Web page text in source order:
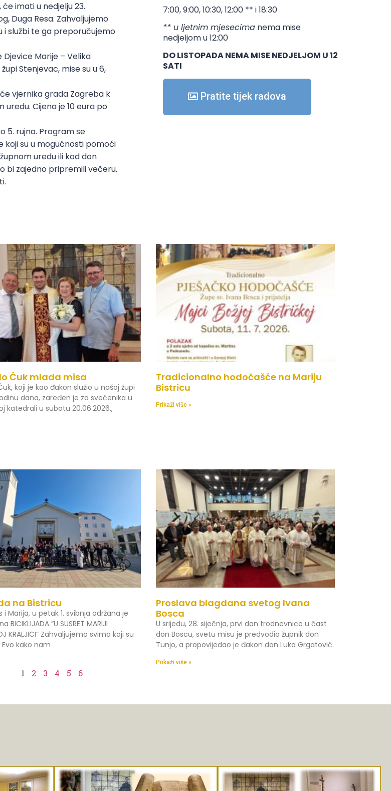
imati u nedjelju 23.
Duga Resa. Zahvaljujemo
i službi te ga preporučujemo
Djevice Marije – Velika
Stenjevac, mise su u 6,
vjernika grada Zagreba k
uredu. Cijena je 10 eura po
5. rujna. Program se
koji su u mogućnosti pomoći
uredu ili kod don
bi zajedno pripremili večeru.
7:00, 9:00, 10:30, 12:00 ** i 18:30
** u ljetnim mjesecima nema mise
nedjeljom u 12:00
DO LISTOPADA NEMA MISE NEDJELJOM U 12
SATI
Pratite tijek radova
Ćuk mlada misa
koji je kao đakon služio u našoj župi
dana, zaređen je za svećenika u
katedrali u subotu 20.06.2026.,
Tradicionalno hodočašće na Mariju
Bistricu
Prikaži više »
na Bistricu
i Marija, u petak 1. svibnja održana je
BICIKLIJADA “U SUSRET MARIJI
KRALJICI” Zahvaljujemo svima koji su
kako nam
Proslava blagdana svetog Ivana
Bosca
U srijedu, 28. siječnja, prvi dan trodnevnice u čast
don Boscu, svetu misu je predvodio župnik don
Tunjo, a propovijedao je đakon don Luka Grgatović.
Prikaži više »
1 2 3 4 5 6